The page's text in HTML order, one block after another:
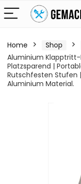
Home Shop
Aluminium
Platzsparend |
Rutschfesten Stufen
Aluminium Material.